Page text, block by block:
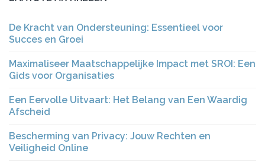
De Kracht van Ondersteuning: Essentieel voor
Succes en Groei
Maximaliseer Maatschappelijke Impact met SROI: Een
Gids voor Organisaties
Een Eervolle Uitvaart: Het Belang van Een Waardig
Afscheid
Bescherming van Privacy: Jouw Rechten en
Veiligheid Online